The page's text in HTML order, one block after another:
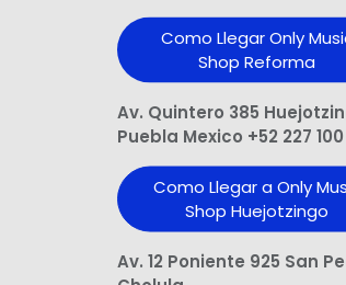
Como Llegar Only
Shop​ Reforma
Av. Quintero 385
Puebla Mexico +52 227
Como Llegar a Only
Shop Huejotzingo
Av. 12 Poniente 925 San